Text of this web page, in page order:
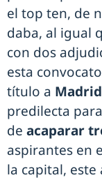
el top ten, de
daba, al igual
con dos
esta
título a Madrid
predilecta
de acaparar
aspirantes en
la capital, este